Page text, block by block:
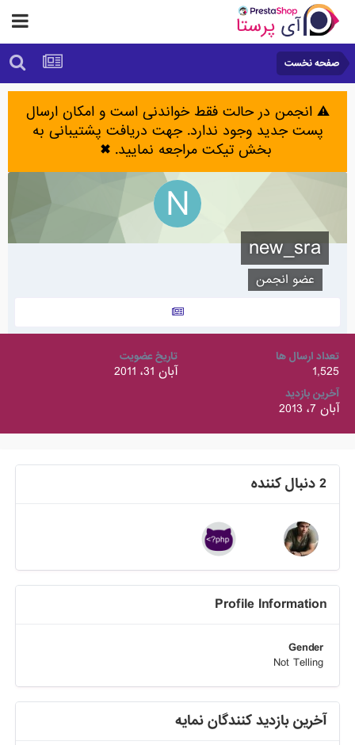
صفحه نخست
⚠️ انجمن در حالت فقط خواندنی است و امکان ارسال
پست جدید وجود ندارد. جهت دریافت پشتیبانی به
بخش تیکت مراجعه نمایید.✖
new_sra
عضو انجمن
تعداد ارسال ها
1,525
تاریخ عضویت
آبان 31، 2011
آخرین بازدید
آبان 7، 2013
2 دنبال کننده
Profile Information
Gender
Not Telling
آخرین بازدید کنندگان نمایه